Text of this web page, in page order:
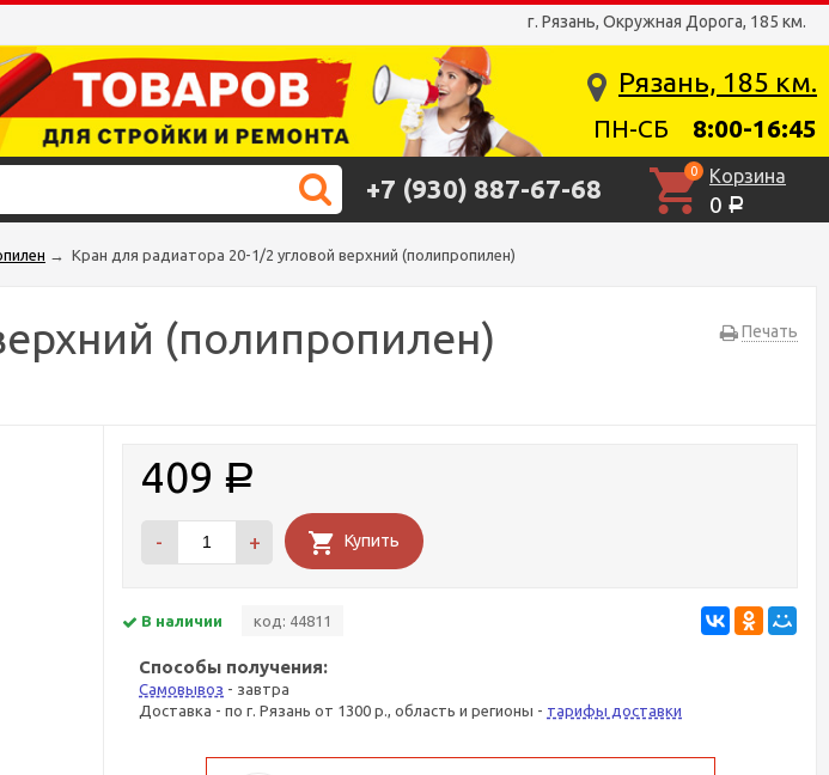
г. Рязань, Окружная Дорога, 185 км.
Рязань, 185 км.
ПН-СБ 8:00-16:45
+7 (930) 887-67-68
0 Корзина
0 Р
→ Кран для радиатора 20-1/2 угловой верхний (полипропилен)
Печать
(полипропилен)
409 Р
- + Купить
В наличии код: 44811
Способы получения:
Самовывоз - завтра
Доставка - по г. Рязань от 1300 р., область и регионы - тарифы доставки